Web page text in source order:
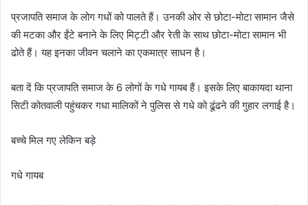
प्रजापति समाज के लोग गधों को पालते हैं। उनकी ओर से छोटा-मोटा सामान जैसे
की मटका और ईंटे बनाने के लिए मिट्टी और रेती के साथ छोटा-मोटा सामान भी
ढोते हैं। यह इनका जीवन चलाने का एकमात्र साधन है।
बता दें कि प्रजापति समाज के 6 लोगों के गधे गायब हैं। इसके लिए बाकायदा थाना
सिटी कोतवाली पहुंचकर गधा मालिकों ने पुलिस से गधे को ढूंढने की गुहार लगाई है।
बच्चे मिल गए लेकिन बड़े
गधे गायब